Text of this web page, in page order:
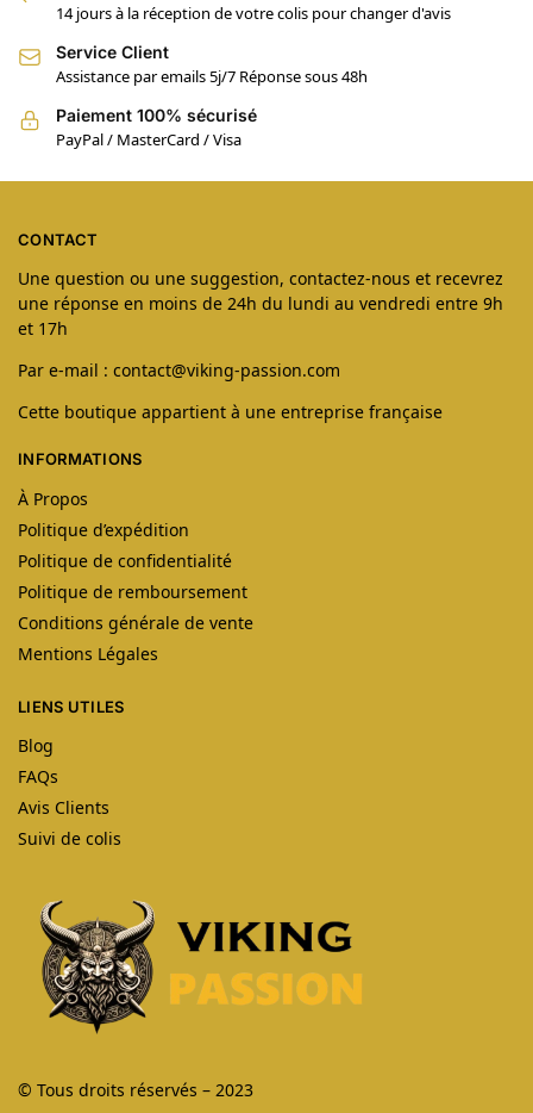
14 jours à la réception de votre colis pour changer d'avis
Service Client
Assistance par emails 5j/7 Réponse sous 48h
Paiement 100% sécurisé
PayPal / MasterCard / Visa
CONTACT
Une question ou une suggestion, contactez-nous et recevrez
une réponse en moins de 24h du lundi au vendredi entre 9h
et 17h
Par e-mail : contact@viking-passion.com
Cette boutique appartient à une entreprise française
INFORMATIONS
À Propos
Politique d’expédition
Politique de confidentialité
Politique de remboursement
Conditions générale de vente
Mentions Légales
LIENS UTILES
Blog
FAQs
Avis Clients
Suivi de colis
© Tous droits réservés – 2023